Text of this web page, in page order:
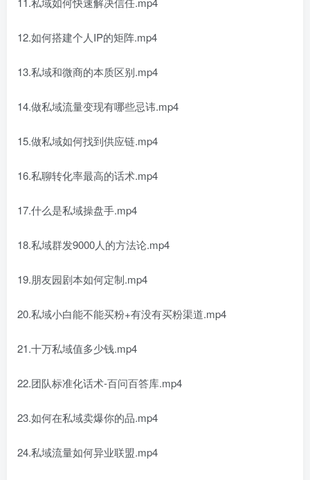
12.如何搭建个人IP的矩阵.mp4
13.私域和微商的本质区别.mp4
14.做私域流量变现有哪些忌讳.mp4
15.做私域如何找到供应链.mp4
16.私聊转化率最高的话术.mp4
17.什么是私域操盘手.mp4
18.私域群发9000人的方法论.mp4
19.朋友园剧本如何定制.mp4
20.私域小白能不能买粉+有没有买粉渠道.mp4
21.十万私域值多少钱.mp4
22.团队标准化话术-百问百答库.mp4
23.如何在私域卖爆你的品.mp4
24.私域流量如何异业联盟.mp4